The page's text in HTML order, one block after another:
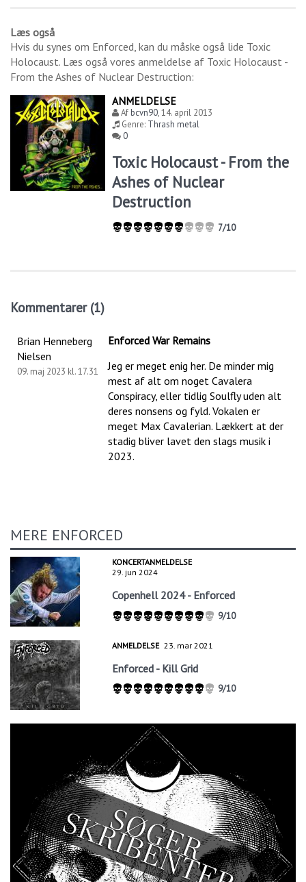
Læs også
Hvis du synes om Enforced, kan du måske også lide Toxic
Holocaust. Læs også vores anmeldelse af Toxic Holocaust -
From the Ashes of Nuclear Destruction:
ANMELDELSE
Afbcvn90,14. april 2013
Genre: Thrash metal
0
Toxic Holocaust - From the
Ashes of Nuclear
Destruction
7/10
Kommentarer (1)
Brian Henneberg
Nielsen
09. maj 2023 kl. 17.31
Enforced War Remains
Jeg er meget enig her. De minder mig
mest af alt om noget Cavalera
Conspiracy, eller tidlig Soulfly uden alt
deres nonsens og fyld. Vokalen er
meget Max Cavalerian. Lækkert at der
stadig bliver lavet den slags musik i
2023.
MERE ENFORCED
KONCERTANMELDELSE
29. jun 2024
Copenhell 2024 - Enforced
9/10
ANMELDELSE 23. mar 2021
Enforced - Kill Grid
9/10